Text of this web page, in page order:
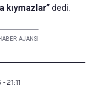
kıymazlar” dedi.
AJANSI
21:11